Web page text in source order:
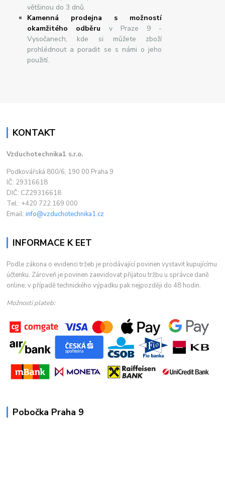
většinou do 3 dnů.
Kamenná prodejna s možností
okamžitého odběru v Praze 9 -
Vysočanech, kde si můžete zboží
prohlédnout a poradit se s námi o jeho
použití.
KONTAKT
Vzduchotechnika1 s.r.o.
Podkovářská 800/6, 190 00 Praha 9
IČ: 29316618
DIČ: CZ29316618
Tel.: +420 722 169 000
Email:info@vzduchotechnika1.cz
INFORMACE K EET
Podle zákona o evidenci tržeb je prodávající povinen vystavit kupujícímu
účtenku. Zároveň je povinen zaevidovat přijatou tržbu u správce daně
online; v případě technického výpadku pak nejpozději do 48 hodin.
Možnosti plateb:
Pobočka Praha 9